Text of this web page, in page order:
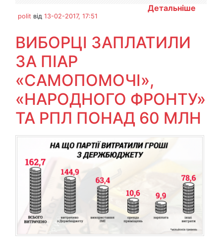
Детальніше
polit від 13-02-2017, 17:51
ВИБОРЦІ ЗАПЛАТИЛИ
ЗА ПІАР
«САМОПОМОЧІ»,
«НАРОДНОГО ФРОНТУ»
ТА РПЛ ПОНАД 60 МЛН